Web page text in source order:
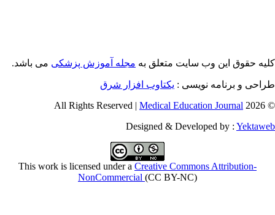
حقوق این وب سایت متعلق بهمجله آموزش پزشکیمی باشد.
و برنامه نویسی : یکتاوب افزار شرق
©
Medical Education Journal
Designed & Developed by :
This work is licensed under aCreative Commons Attribution-
NonCommercial(CC BY-NC)